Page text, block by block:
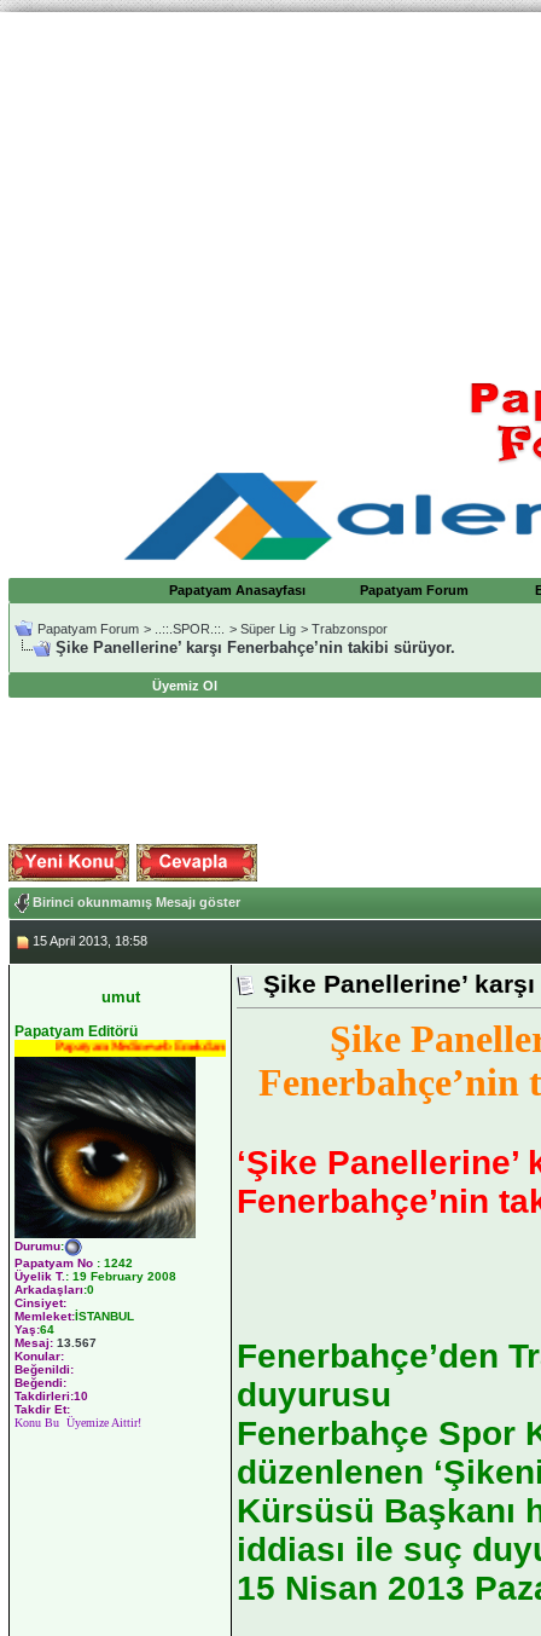
Papatyam Anasayfası Papatyam Forum
Papatyam Forum > ..::.SPOR.::. > Süper Lig > Trabzonspor
Şike Panellerine’ karşı Fenerbahçe’nin takibi sürüyor.
Üyemiz Ol
Birinci okunmamış Mesajı göster
15 April 2013, 18:58
umut
Papatyam Editörü
Papatyam Medineweb Emekdarı
Durumu:
Papatyam No : 1242
Üyelik T.: 19 February 2008
Arkadaşları:0
Cinsiyet:
Memleket:İSTANBUL
Yaş:64
Mesaj: 13.567
Konular:
Beğenildi:
Beğendi:
Takdirleri:10
Takdir Et:
Konu Bu Üyemize Aittir!
Şike Panellerine’
Şike
‘Şike Panellerine’
Fenerbahçe’nin
Fenerbahçe’den
duyurusu
Fenerbahçe Spor
düzenlenen
Kürsüsü Başkanı
iddiası ile suç
15 Nisan 2013